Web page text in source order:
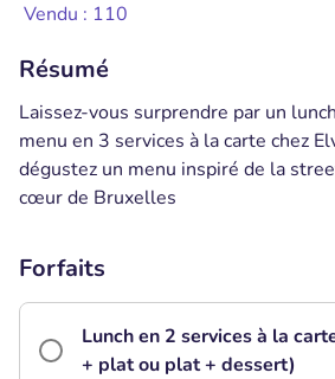
Vendu : 110
Résumé
Laissez-vous surprendre par un
menu en 3 services à la carte chez
dégustez un menu inspiré de la
cœur de Bruxelles
Forfaits
Lunch en 2 services à la
+ plat ou plat + dessert)